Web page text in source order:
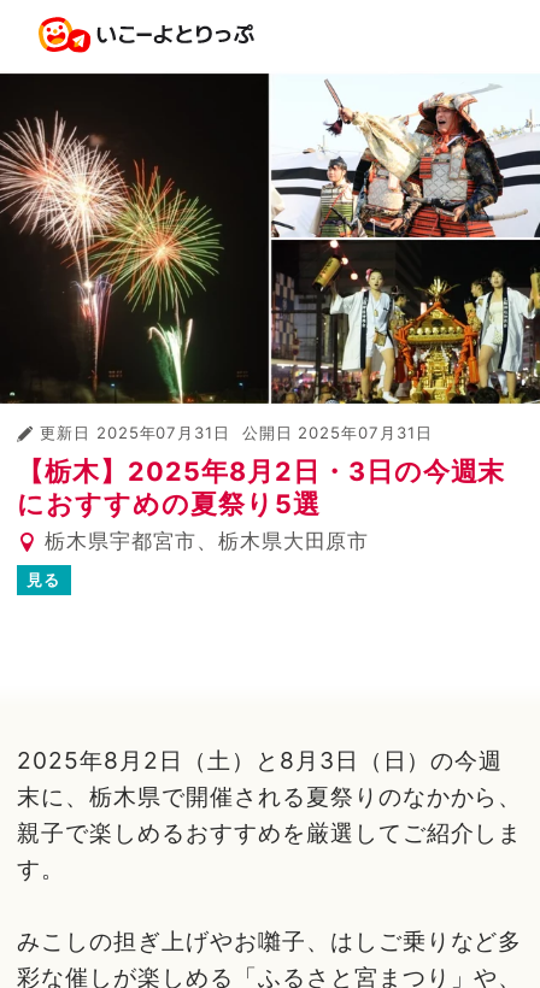
更新日 2025年07月31日 公開日 2025年07月31日
【栃木】2025年8月2日・3日の今週末
におすすめの夏祭り5選
栃木県宇都宮市、栃木県大田原市
見る
2025年8月2日（土）と8月3日（日）の今週
末に、栃木県で開催される夏祭りのなかから、
親子で楽しめるおすすめを厳選してご紹介しま
す。
みこしの担ぎ上げやお囃子、はしご乗りなど多
彩な催しが楽しめる「ふるさと宮まつり」や、